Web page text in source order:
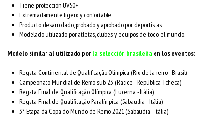
Tiene protección UV50+
Extremadamente ligero y confortable
Producto desarrollado, probado y aprobado por deportistas
Modelado utilizado por atletas, clubes y equipos de todo el mundo.
Modelo similar al utilizado por la selección brasileña en los eventos:​
Regata Continental de Qualificação Olímpica (Rio de Janeiro - Brasil)
Campeonato Mundial de Remo sub-23 (Racice - República Tcheca)
Regata Final de Qualificação Olímpica (Lucerna - Itália)
Regata Final de Qualificação Paralímpica (Sabaudia - Itália)
3° Etapa da Copa do Mundo de Remo 2021 (Sabaudia - Itália)